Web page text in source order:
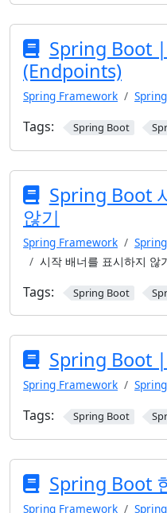
Spring Boot
(Endpoints)
Spring Framework
Tags: Spring Boot
Spring Boot
않기
Spring Framework
시작 배너를 표시하지 않
Tags: Spring Boot
Spring Boot
Spring Framework
Tags: Spring Boot
Spring Boot
Spring Framework